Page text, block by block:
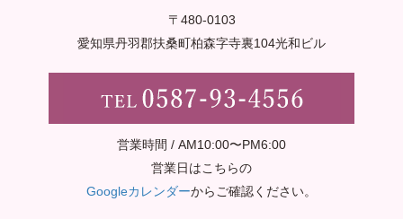
〒480-0103
愛知県丹羽郡扶桑町柏森字寺裏104光和ビル
営業時間 / AM10:00〜PM6:00
営業日はこちらの
Googleカレンダーからご確認ください。